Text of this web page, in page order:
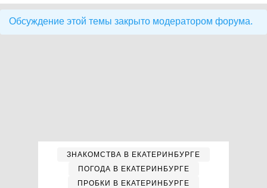
Обсуждение этой темы закрыто модератором форума.
ЗНАКОМСТВА В ЕКАТЕРИНБУРГЕ
ПОГОДА В ЕКАТЕРИНБУРГЕ
ПРОБКИ В ЕКАТЕРИНБУРГЕ